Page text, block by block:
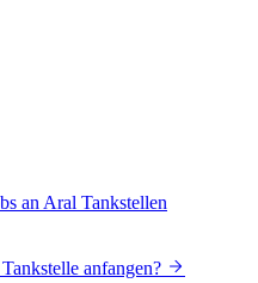
an Aral Tankstellen
anfangen?